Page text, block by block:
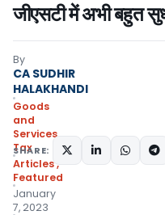
जीएसटी में अभी बहुत
By
CA SUDHIR
HALAKHANDI
Goods
and
Services
Tax
Articles,
Featured
January
7, 2023
SHARE: